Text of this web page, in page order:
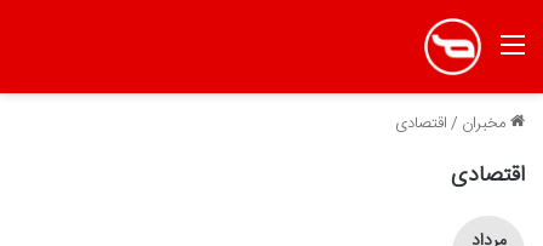
منو
مخبران /اقتصادی
اقتصادی